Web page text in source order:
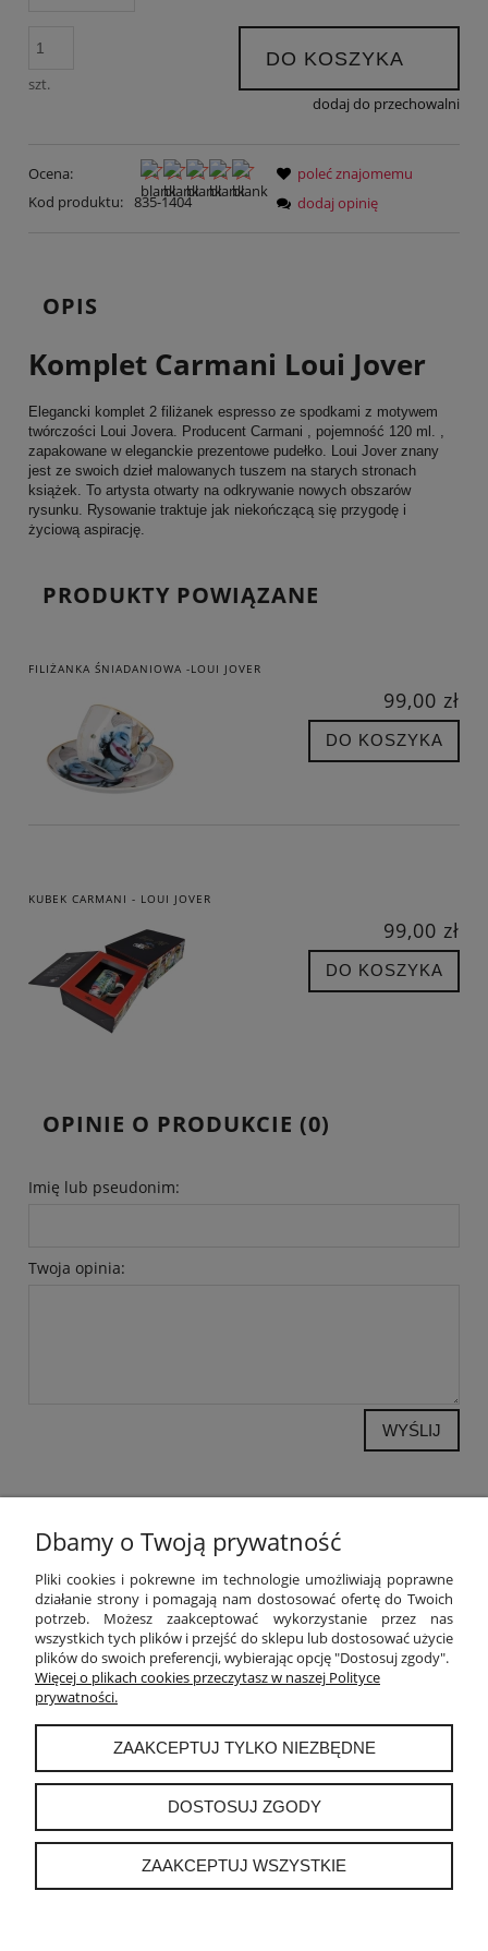
szt.
DO KOSZYKA
dodaj do przechowalni
Ocena:
Kod produktu: 835-1404
poleć znajomemu
dodaj opinię
OPIS
Komplet Carmani Loui Jover
Elegancki komplet 2 filiżanek espresso ze spodkami z motywem
twórczości Loui Jovera. Producent Carmani , pojemność 120 ml. ,
zapakowane w eleganckie prezentowe pudełko. Loui Jover znany
jest ze swoich dzieł malowanych tuszem na starych stronach
książek. To artysta otwarty na odkrywanie nowych obszarów
rysunku. Rysowanie traktuje jak niekończącą się przygodę i
życiową aspirację.
PRODUKTY POWIĄZANE
FILIŻANKA ŚNIADANIOWA -LOUI JOVER
99,00 zł
DO KOSZYKA
KUBEK CARMANI - LOUI JOVER
99,00 zł
DO KOSZYKA
OPINIE O PRODUKCIE (0)
Imię lub pseudonim:
Twoja opinia:
WYŚLIJ
POMOC
MOJE KONTO
PŁATNOŚCI I DOSTAWA
INFORMACJE
instagram
Dbamy o Twoją prywatność
Pliki cookies i pokrewne im technologie umożliwiają poprawne
działanie strony i pomagają nam dostosować ofertę do Twoich
potrzeb. Możesz zaakceptować wykorzystanie przez nas
wszystkich tych plików i przejść do sklepu lub dostosować użycie
plików do swoich preferencji, wybierając opcję "Dostosuj zgody".
Więcej o plikach cookies przeczytasz w naszej Polityce
prywatności.
ZAAKCEPTUJ TYLKO NIEZBĘDNE
DOSTOSUJ ZGODY
ZAAKCEPTUJ WSZYSTKIE